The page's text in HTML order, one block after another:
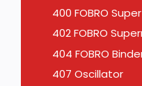
400 FOBRO
402 FOBRO
404 FOBRO
407 Oscillator